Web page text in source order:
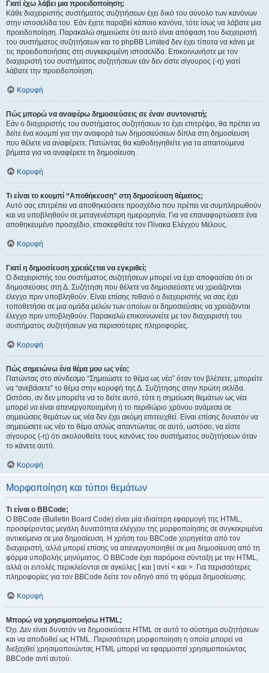
Γιατί έχω λάβει μια προειδοποίηση;
Κάθε διαχειριστής συστήματος συζητήσεων έχει δικό του σύνολο των κανόνων
στην ιστοσελίδα του. Εάν έχετε παραβεί κάποιο κανόνα, τότε ίσως να λάβατε μια
προειδοποίηση. Παρακαλώ σημειώστε ότι αυτό είναι απόφαση του διαχειριστή
του συστήματος συζητήσεων και το phpBB Limited δεν έχει τίποτα να κάνει με
τις προειδοποιήσεις στη συγκεκριμένη ιστοσελίδα. Επικοινωνήστε με τον
διαχειριστή του συστήματος συζητήσεων εάν δεν είστε σίγουρος (-η) γιατί
λάβατε την προειδοποίηση.
Κορυφή
Πώς μπορώ να αναφέρω δημοσιεύσεις σε έναν συντονιστή;
Εάν ο διαχειριστής του συστήματος συζητήσεων το έχει επιτρέψει, θα πρέπει να
δείτε ένα κουμπί για την αναφορά των δημοσιεύσεων δίπλα στη δημοσίευση
που θέλετε να αναφέρετε. Πατώντας θα καθοδηγηθείτε για τα απαιτούμενα
βήματα για να αναφέρετε τη δημοσίευση.
Κορυφή
Τι είναι το κουμπί “Αποθήκευση” στη δημοσίευση θέματος;
Αυτό σας επιτρέπει να αποθηκεύσετε προσχέδια που πρέπει να συμπληρωθούν
και να υποβληθούν σε μεταγενέστερη ημερομηνία. Για να επαναφορτώσετε ένα
αποθηκευμένο προσχέδιο, επισκεφθείτε τον Πίνακα Ελέγχου Μέλους.
Κορυφή
Γιατί η δημοσίευση χρειάζεται να εγκριθεί;
Ο διαχειριστής του συστήματος συζητήσεων μπορεί να έχει αποφασίσει ότι οι
δημοσιεύσεις στη Δ. Συζήτηση που θέλετε να δημοσιεύσετε να χρειάζονται
έλεγχο πριν υποβληθούν. Είναι επίσης πιθανό ο διαχειριστής να σας έχει
τοποθετήσει σε μια ομάδα μελών των οποίων οι δημοσιεύσεις να χρειάζονται
έλεγχο πριν υποβληθούν. Παρακαλώ επικοινωνείτε με τον διαχειριστή του
συστήματος συζητήσεων για περισσότερες πληροφορίες.
Κορυφή
Πώς σημειώνω ένα θέμα μου ως νέο;
Πατώντας στο σύνδεσμο “Σημειώστε το θέμα ως νέο” όταν τον βλέπετε, μπορείτε
να “ανεβάσετε” το θέμα στην κορυφή της Δ. Συζήτησης στην πρώτη σελίδα.
Ωστόσο, αν δεν μπορείτε να το δείτε αυτό, τότε η σημείωση θεμάτων ως νέα
μπορεί να είναι απενεργοποιημένη ή το περιθώριο χρόνου ανάμεσα σε
σημειώσεις θεμάτων ως νέα δεν έχει ακόμη επιτευχθεί. Είναι επίσης δυνατόν να
σημειώσετε ως νέο το θέμα απλώς απαντώντας σε αυτό, ωστόσο, να είστε
σίγουρος (-η) ότι ακολουθείτε τους κανόνες του συστήματος συζητήσεων όταν
το κάνετε αυτό.
Κορυφή
Μορφοποίηση και τύποι θεμάτων
Τι είναι ο BBCode;
Ο BBCode (Bulletin Board Code) είναι μία ιδιαίτερη εφαρμογή της HTML,
προσφέροντας μεγάλη δυνατότητα ελέγχου της μορφοποίησης σε συγκεκριμένα
αντικείμενα σε μια δημοσίευση. Η χρήση του BBCode χορηγείται από τον
διαχειριστή, αλλά μπορεί επίσης να απενεργοποιηθεί σε μια δημοσίευση από τη
φόρμα υποβολής μηνύματος. Ο BBCode έχει παρόμοια σύνταξη με την HTML,
αλλά οι εντολές περικλείονται σε αγκύλες [ και ] αντί < και >. Για περισσότερες
πληροφορίες για τον BBCode δείτε τον οδηγό από τη φόρμα δημοσίευσης.
Κορυφή
Μπορώ να χρησιμοποιήσω HTML;
Όχι. Δεν είναι δυνατόν να δημοσιεύσετε HTML σε αυτό το σύστημα συζητήσεων
και να αποδοθεί ως HTML. Περισσότερη μορφοποίηση η οποία μπορεί να
διεξαχθεί χρησιμοποιώντας HTML μπορεί να εφαρμοστεί χρησιμοποιώντας
BBCode αντί αυτού.